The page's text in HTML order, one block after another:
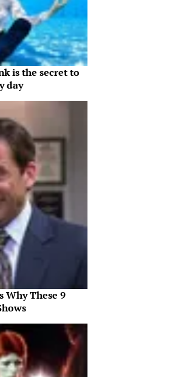
is the secret to
day
Why These 9